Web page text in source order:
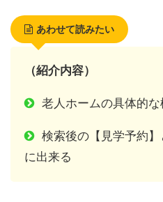
あわせて読みたい
（紹介内容）
老人ホームの具体的な
検索後の【見学予約
に出来る